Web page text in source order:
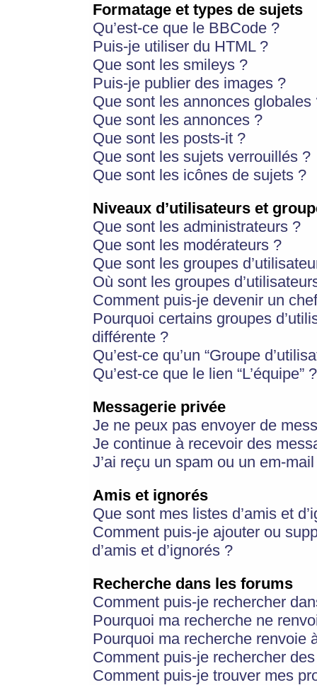
Formatage et types de sujets
Qu’est-ce que le BBCode ?
Puis-je utiliser du HTML ?
Que sont les smileys ?
Puis-je publier des images ?
Que sont les annonces globales
Que sont les annonces ?
Que sont les posts-it ?
Que sont les sujets verrouillés ?
Que sont les icônes de sujets ?
Niveaux d’utilisateurs et
Que sont les administrateurs ?
Que sont les modérateurs ?
Que sont les groupes
Où sont les groupes
Comment puis-je devenir un
Pourquoi certains groupes
différente ?
Qu’est-ce qu’un “Groupe
Qu’est-ce que le lien “L’équipe” ?
Messagerie privée
Je ne peux pas envoyer de
Je continue à recevoir des
J’ai reçu un spam ou un em-
Amis et ignorés
Que sont mes listes d’amis et
Comment puis-je ajouter ou
d’amis et d’ignorés ?
Recherche dans les forums
Comment puis-je rechercher
Pourquoi ma recherche ne
Pourquoi ma recherche renvoie
Comment puis-je rechercher
Comment puis-je trouver mes